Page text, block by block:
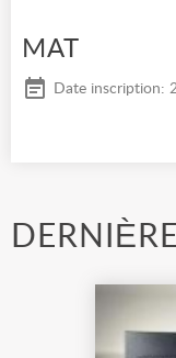
MAT
Date inscription: